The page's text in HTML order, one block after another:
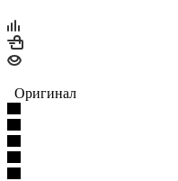
Оригинал